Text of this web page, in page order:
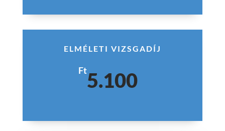
ELMÉLETI VIZSGADÍJ
Ft5.100